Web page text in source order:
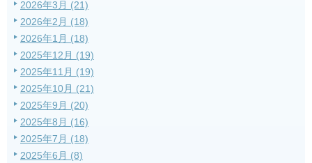
2026年3月 (21)
2026年2月 (18)
2026年1月 (18)
2025年12月 (19)
2025年11月 (19)
2025年10月 (21)
2025年9月 (20)
2025年8月 (16)
2025年7月 (18)
2025年6月 (8)